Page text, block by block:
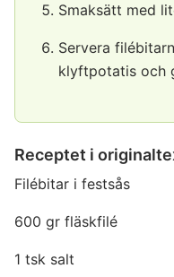
Smaksätt med
Servera
klyftpotatis och
Receptet i
Filébitar i festsås
600 gr fläskfilé
1 tsk salt